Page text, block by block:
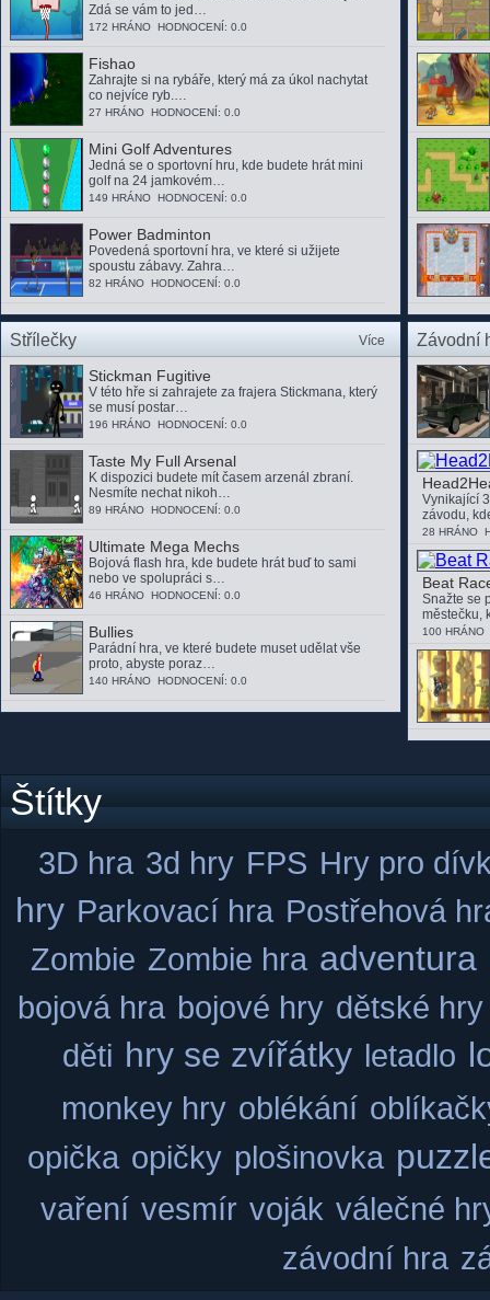
Zdá se vám to jed…
172 HRÁNO HODNOCENÍ: 0.0
Fishao
Zahrajte si na rybáře, který má za úkol nachytat
co nejvíce ryb.…
27 HRÁNO HODNOCENÍ: 0.0
Mini Golf Adventures
Jedná se o sportovní hru, kde budete hrát mini
golf na 24 jamkovém…
149 HRÁNO HODNOCENÍ: 0.0
Power Badminton
Povedená sportovní hra, ve které si užijete
spoustu zábavy. Zahra…
82 HRÁNO HODNOCENÍ: 0.0
Střílečky Více
Stickman Fugitive
V této hře si zahrajete za frajera Stickmana, který
se musí postar…
196 HRÁNO HODNOCENÍ: 0.0
Taste My Full Arsenal
K dispozici budete mít časem arzenál zbraní.
Nesmíte nechat nikoh…
89 HRÁNO HODNOCENÍ: 0.0
Ultimate Mega Mechs
Bojová flash hra, kde budete hrát buď to sami
nebo ve spolupráci s…
46 HRÁNO HODNOCENÍ: 0.0
Bullies
Parádní hra, ve které budete muset udělat vše
proto, abyste poraz…
140 HRÁNO HODNOCENÍ: 0.0
Závodní
Vynikající
závodu,
28 HRÁNO
Beat
Snažte se
městečku,
100
Štítky
3D hra 3d hry FPS Hry pro
hry Parkovací hra Postřehová
Zombie Zombie hra adventura
bojová hra bojové hry dětské hry
děti hry se zvířátky letadlo
monkey hry oblékání
opička opičky plošinovka
vaření vesmír voják válečné
závodní hra